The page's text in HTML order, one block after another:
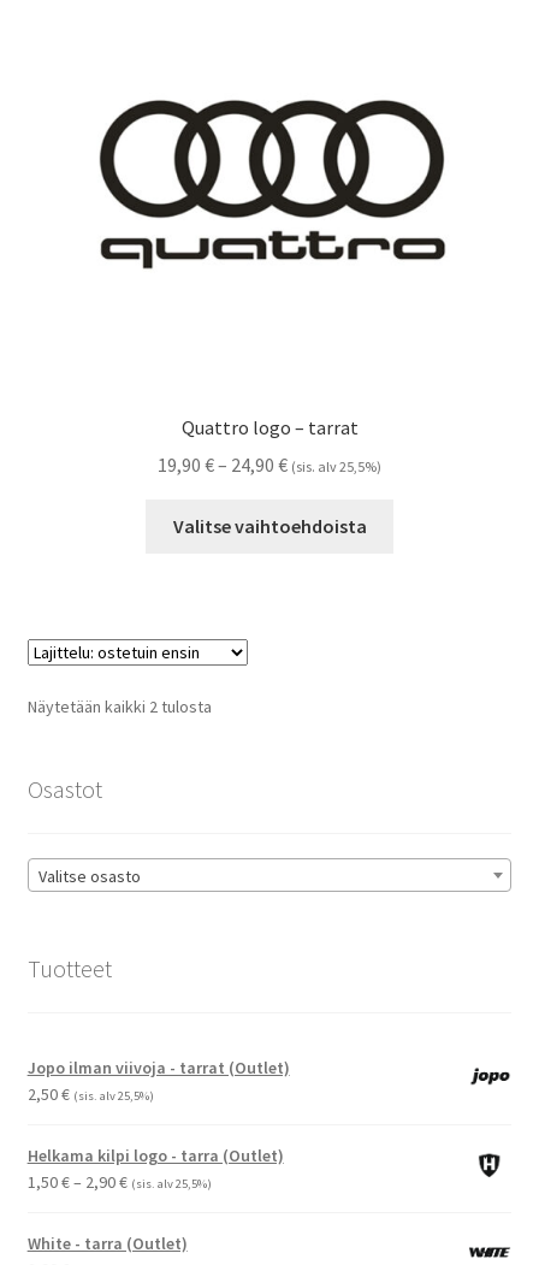
tuotteen
sivulla.
Quattro logo – tarrat
19,90 €– 24,90 €Hintaluokka:
-
(sis. alv 25,5%)
Valitse vaihtoehdoista
Näytetään kaikki 2 tulostaSuosituimmat
Osastot
Valitse osasto
Tuotteet
Jopo ilman viivoja - tarrat (Outlet)
2,50€ (sis. alv 25,5%)
Helkama kilpi logo - tarra (Outlet)
1,50€– 2,90€Hintaluokka:
-
2,90 €
(sis. alv 25,5%)
White - tarra (Outlet)